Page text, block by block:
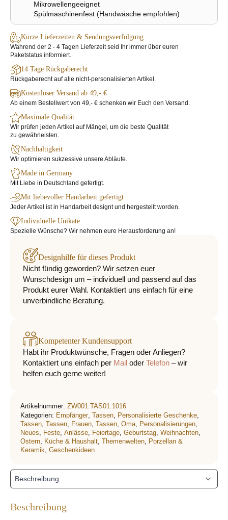
Mikrowellengeeignet
Spülmaschinenfest (Handwäsche empfohlen)
Kurze Lieferzeiten & Sendungsverfolgung
Während der 2 - 4 Tagen Lieferzeit seid Ihr immer über euren
Paketstatus informiert.
14 Tage Rückgaberecht
Rückgaberecht auf alle nicht-personalisierten Artikel.
Kostenloser Versand ab 49,- €
Ab einem Bestellwert von 49,- € schenken wir Euch den Versand.
Maximale Qualität
Wir prüfen jeden Artikel auf Mängel, um die beste Qualität
zu gewährleisten.
Nachhaltigkeit
Wir optimieren sukzessive unsere Abläufe.
Made in Germany
Mit Liebe in Deutschland gefertigt.
Mit liebevoller Handarbeit gefertigt
Jeder Artikel ist in Handarbeit designt und hergestellt worden.
Individuelle Unikate
Spezielle Wünsche? Wir nehmen eure Herausforderung an!
Designhilfe für dieses Produkt
Nicht fündig geworden? Wir setzen euer
Wunschdesign um – individuell und passend auf das
Produkt eurer Wahl. Kontaktiert uns einfach für eine
unverbindliche Beratung.
Kompetenter Kundensupport
Habt ihr Produktwünsche, Fragen oder Anliegen?
Kontaktiert uns einfach per Mail oder Telefon – wir
helfen euch gerne weiter!
Artikelnummer: ZW001.TAS01.1016
Kategorien: Empfänger, Tassen, Personalisierte Geschenke,
Tassen, Tassen, Frauen, Tassen, Oma, Personalisierungen,
Neues, Feste, Anlässe, Feiertage, Geburtstag, Weihnachten,
Ostern, Küche & Haushalt, Themenwelten, Porzellan &
Keramik, Geschenkideen
Beschreibung